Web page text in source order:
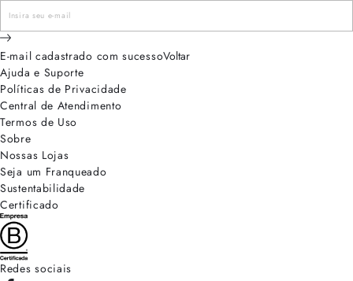
E-mail cadastrado com sucessoVoltar
Ajuda e Suporte
Políticas de Privacidade
Central de Atendimento
Termos de Uso
Sobre
Nossas Lojas
Seja um Franqueado
Sustentabilidade
Certificado
Redes sociais